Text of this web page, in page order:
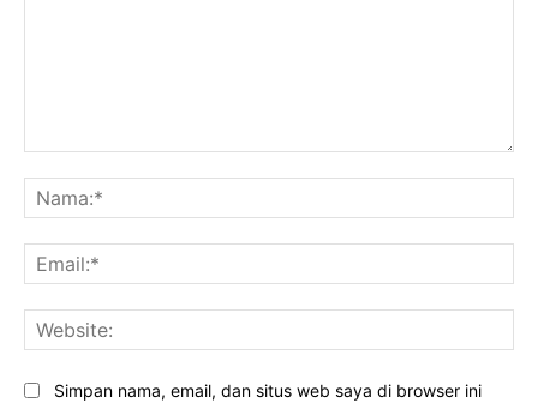
Simpan nama, email, dan situs web saya di browser ini